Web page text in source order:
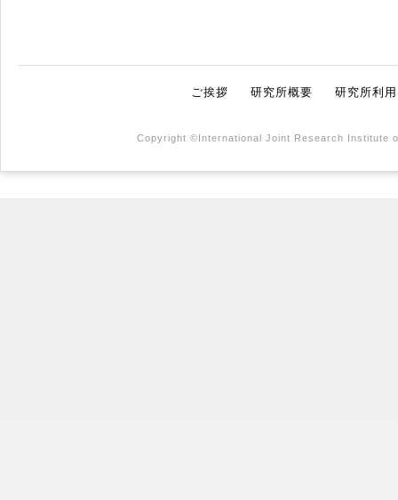
ご挨拶 研究所概要 研究所利
Copyright ©International Joint Research Institute